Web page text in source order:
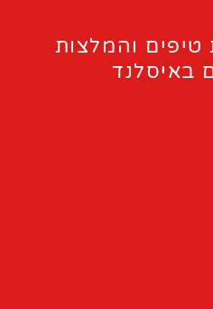
והמלצות
באיסלנד